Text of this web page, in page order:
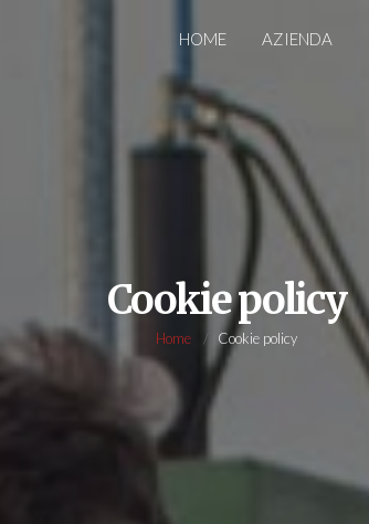
HOME AZIENDA
Cookie policy
Home Cookie policy